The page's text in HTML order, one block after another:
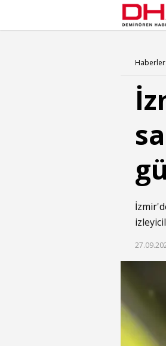
Haberler